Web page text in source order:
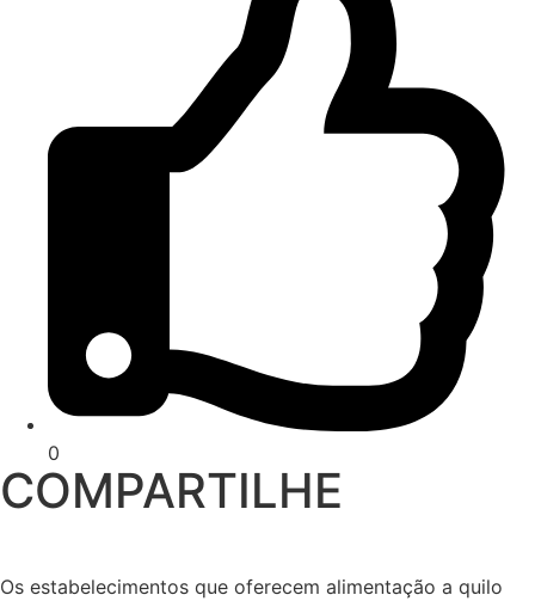
0
COMPARTILHE
Os estabelecimentos que oferecem alimentação a quilo